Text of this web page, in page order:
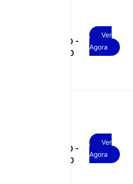
180.00 -
220.00
Ver
Agora
180.00 -
220.00
Ver
Agora